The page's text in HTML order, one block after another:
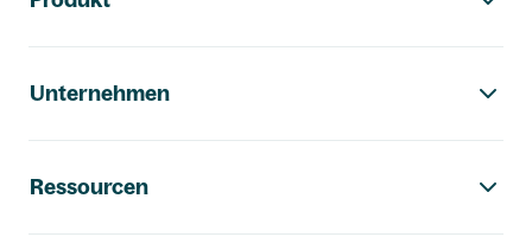
Unternehmen
Ressourcen